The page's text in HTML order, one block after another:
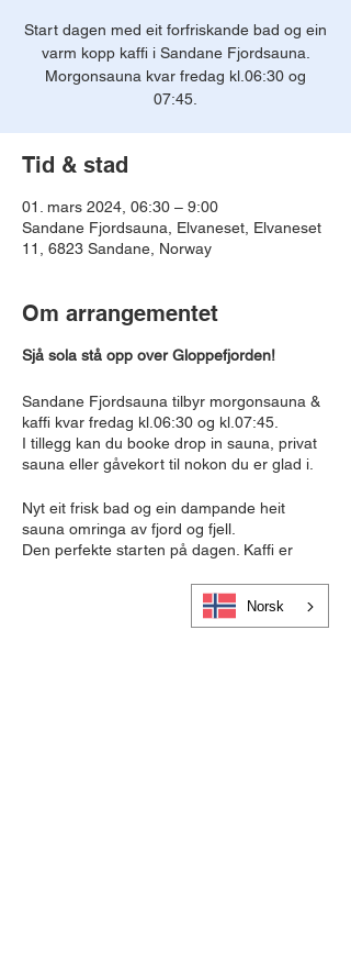
Start dagen med eit forfriskande bad og ein
varm kopp kaffi i Sandane Fjordsauna.
Morgonsauna kvar fredag kl.06:30 og
07:45.
Tid & stad
01. mars 2024, 06:30 – 9:00
Sandane Fjordsauna, Elvaneset, Elvaneset
11, 6823 Sandane, Norway
Om arrangementet
Sjå sola stå opp over Gloppefjorden!
Sandane Fjordsauna tilbyr morgonsauna &
kaffi kvar fredag kl.06:30 og kl.07:45.
I tillegg kan du booke drop in sauna, privat
sauna eller gåvekort til nokon du er glad i.
Nyt eit frisk bad og ein dampande heit
sauna omringa av fjord og fjell.
Den perfekte starten på dagen. Kaffi er
BESTILL MORGONSAUNA HER Norsk